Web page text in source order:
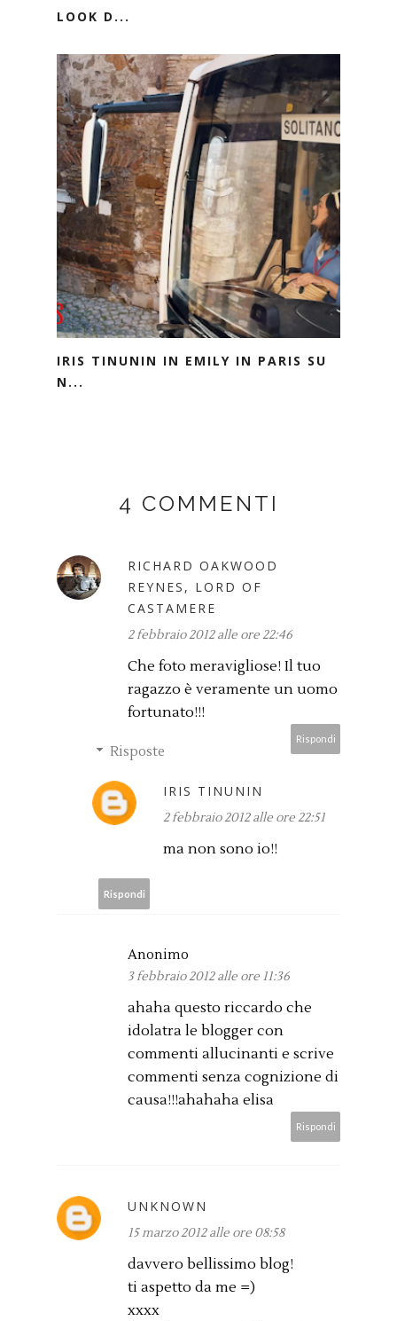
LOOK D...
IRIS TINUNIN IN EMILY IN PARIS SU
N...
4 COMMENTI
RICHARD OAKWOOD
REYNES, LORD OF
CASTAMERE
2 febbraio 2012 alle ore 22:46
Che foto meravigliose! Il tuo
ragazzo è veramente un uomo
fortunato!!!
Rispondi
Risposte
IRIS TINUNIN
2 febbraio 2012 alle ore 22:51
ma non sono io!!
Rispondi
Anonimo
3 febbraio 2012 alle ore 11:36
ahaha questo riccardo che
idolatra le blogger con
commenti allucinanti e scrive
commenti senza cognizione di
causa!!!ahahaha elisa
Rispondi
UNKNOWN
15 marzo 2012 alle ore 08:58
davvero bellissimo blog!
ti aspetto da me =)
xxxx